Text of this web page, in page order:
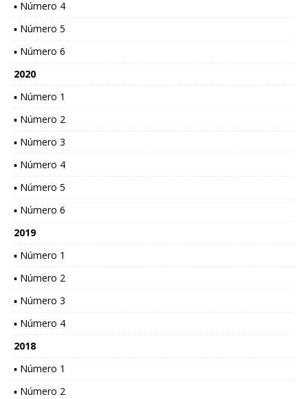
▪ Número 4
▪ Número 5
▪ Número 6
2020
▪ Número 1
▪ Número 2
▪ Número 3
▪ Número 4
▪ Número 5
▪ Número 6
2019
▪ Número 1
▪ Número 2
▪ Número 3
▪ Número 4
2018
▪ Número 1
▪ Número 2